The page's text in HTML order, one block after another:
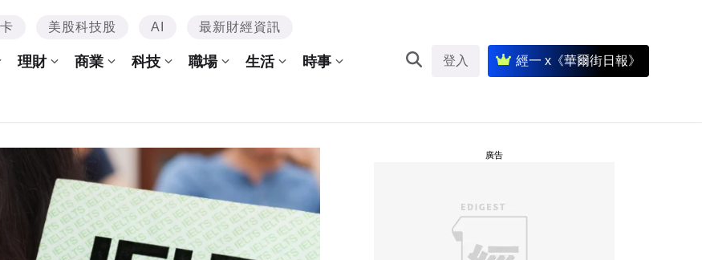
美股科技股 AI 最新財經資訊
理財 商業 科技 職場 生活 時事 登入 經一 x《華爾街日報》
廣告